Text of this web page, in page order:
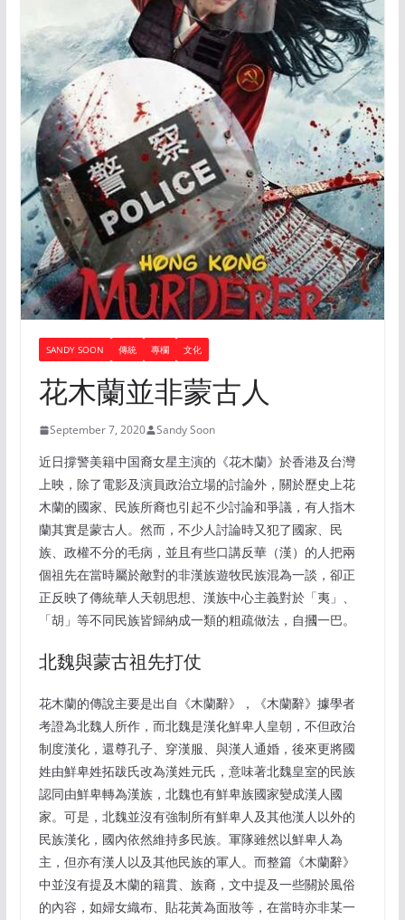
SANDY SOON 傳統 專欄 文化
花木蘭並非蒙古人
September 7, 2020 Sandy Soon
近日撐警美籍中国裔女星主演的《花木蘭》於香港及台灣
上映，除了電影及演員政治立場的討論外，關於歷史上花
木蘭的國家、民族所裔也引起不少討論和爭議，有人指木
蘭其實是蒙古人。然而，不少人討論時又犯了國家、民
族、政權不分的毛病，並且有些口講反華（漢）的人把兩
個祖先在當時屬於敵對的非漢族遊牧民族混為一談，卻正
正反映了傳統華人天朝思想、漢族中心主義對於「夷」、
「胡」等不同民族皆歸納成一類的粗疏做法，自摑一巴。
北魏與蒙古祖先打仗
花木蘭的傳說主要是出自《木蘭辭》，《木蘭辭》據學者
考證為北魏人所作，而北魏是漢化鮮卑人皇朝，不但政治
制度漢化，還尊孔子、穿漢服、與漢人通婚，後來更將國
姓由鮮卑姓拓跋氏改為漢姓元氏，意味著北魏皇室的民族
認同由鮮卑轉為漢族，北魏也有鮮卑族國家變成漢人國
家。可是，北魏並沒有強制所有鮮卑人及其他漢人以外的
民族漢化，國內依然維持多民族。軍隊雖然以鮮卑人為
主，但亦有漢人以及其他民族的軍人。而整篇《木蘭辭》
中並沒有提及木蘭的籍貫、族裔，文中提及一些關於風俗
的內容，如婦女織布、貼花黃為面妝等，在當時亦非某一